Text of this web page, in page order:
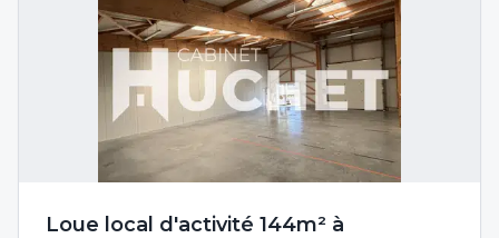
Loue local d'activité 144m² à